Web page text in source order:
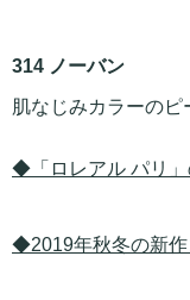
314 ノーバン
肌なじみカラーのピ
◆「ロレアル パリ
◆2019年秋冬の新